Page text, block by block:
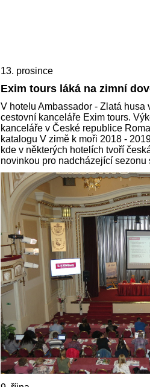
13. prosince
Exim tours láká na zimní
V hotelu Ambassador - Zlatá husa
cestovní kanceláře Exim tours.
kanceláře v České republice
katalogu V zimě k moři 2018 -
kde v některých hotelích tvoří
novinkou pro nadcházející